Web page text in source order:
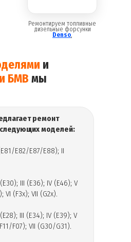
Ремонтируем топливные
дизельные форсунки
Denso.
и
БМВ мы
ремонт
следующих моделей:
E82/E87/E88); II
III (E36); IV (E46); V
(F3x); VII (G2x).
III (E34); IV (E39); V
F07); VII (G30/G31).